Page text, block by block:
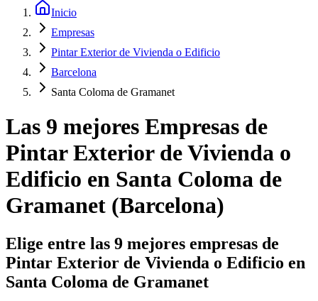
Inicio
Empresas
Pintar Exterior de Vivienda o Edificio
Barcelona
Santa Coloma de Gramanet
Las 9 mejores Empresas de
Pintar Exterior de Vivienda o
Edificio en Santa Coloma de
Gramanet (Barcelona)
Elige entre las 9 mejores empresas de
Pintar Exterior de Vivienda o Edificio en
Santa Coloma de Gramanet